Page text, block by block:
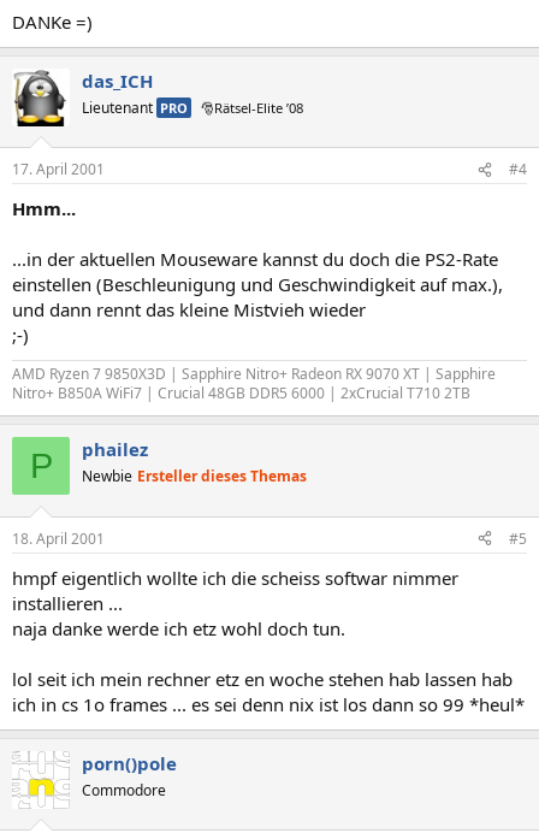
DANKe =)
das_ICH
Lieutenant PRO 🎅Rätsel-Elite ’08
17. April 2001 #4
Hmm...
...in der aktuellen Mouseware kannst du doch die PS2-Rate
einstellen (Beschleunigung und Geschwindigkeit auf max.),
und dann rennt das kleine Mistvieh wieder
;-)
AMD Ryzen 7 9850X3D | Sapphire Nitro+ Radeon RX 9070 XT | Sapphire
Nitro+ B850A WiFi7 | Crucial 48GB DDR5 6000 | 2xCrucial T710 2TB
P phailez
Newbie Ersteller dieses Themas
18. April 2001 #5
hmpf eigentlich wollte ich die scheiss softwar nimmer
installieren ...
naja danke werde ich etz wohl doch tun.
lol seit ich mein rechner etz en woche stehen hab lassen hab
ich in cs 1o frames ... es sei denn nix ist los dann so 99 *heul*
porn()pole
Commodore